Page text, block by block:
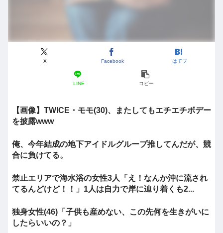
X Facebook はてブ
LINE コピー
【画像】TWICE・モモ(30)、またしてもエチエチボデー
を披露www
俺、今年結成の地下アイドルグループ推してんだが、競
合に負けてる。
禁止エリアで海水浴の女性3人「え！なんか沖に流され
てるんどけど！！」1人は自力で岸に辿り着くも2...
独身女性(46)「子供も産めない、この先何を生きがいに
したらいいの？」